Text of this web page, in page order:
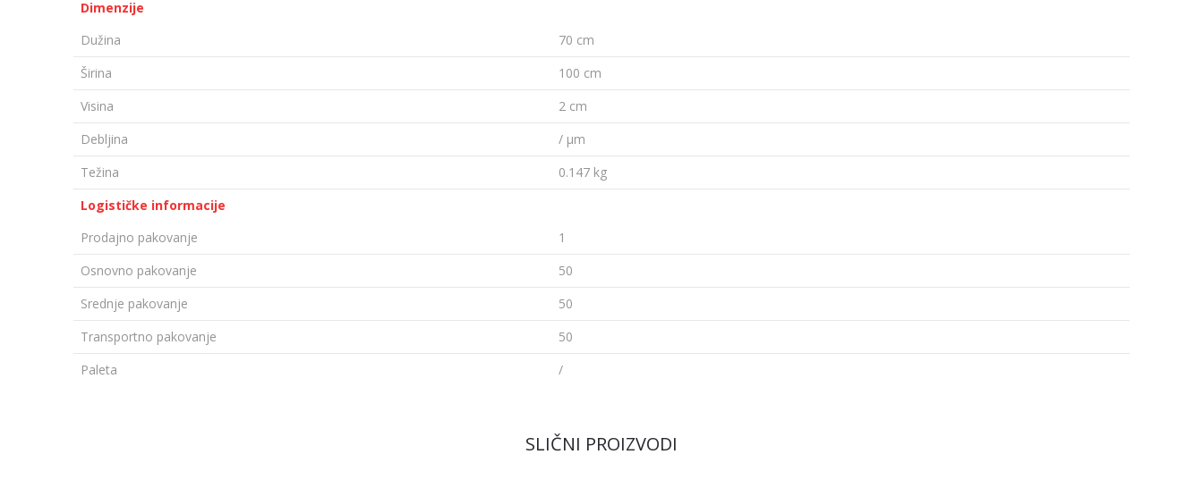
Dimenzije
Dužina
70 cm
Širina
100 cm
Visina
2 cm
Debljina
/ µm
Težina
0.147 kg
Logističke informacije
Prodajno pakovanje
1
Osnovno pakovanje
50
Srednje pakovanje
50
Transportno pakovanje
50
Paleta
/
SLIČNI PROIZVODI